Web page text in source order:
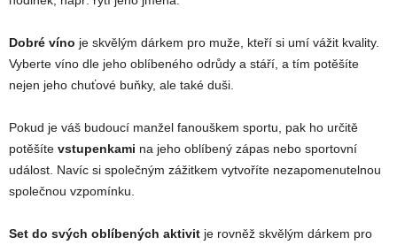
Dobré víno je skvělým dárkem pro muže, kteří si umí vážit kvality.
Vyberte víno dle jeho oblíbeného odrůdy a stáří, a tím potěšíte
nejen jeho chuťové buňky, ale také duši.
Pokud je váš budoucí manžel fanouškem sportu, pak ho určitě
potěšíte vstupenkami na jeho oblíbený zápas nebo sportovní
událost. Navíc si společným zážitkem vytvoříte nezapomenutelnou
společnou vzpomínku.
Set do svých oblíbených aktivit je rovněž skvělým dárkem pro